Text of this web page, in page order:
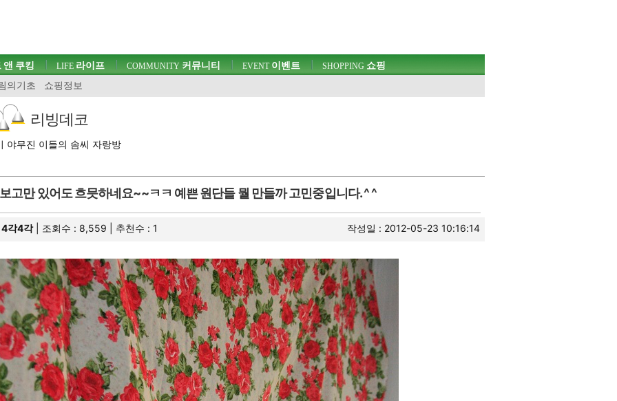
의기초 쇼핑정보
쿠킹 LIFE 라이프 COMMUNITY 커뮤니티 EVENT이벤트 SHOPPING 쇼핑
리빙데코
야무진 이들의 솜씨 자랑방
보고만 있어도 흐믓하네요~~ㅋㅋ 예쁜 원단들 뭘 만들까 고민중입니다. ^ ^
4각4각| 조회수 : 8,559 | 추천수 :1 작성일 : 2012-05-23 10:16:14